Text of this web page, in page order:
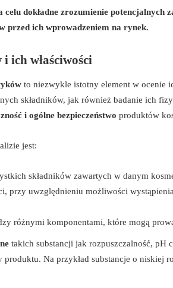
dokładne zrozumienie potencjalnych
przed ich wprowadzeniem na rynek.
ich właściwości
to niezwykle istotny element w ocenie
składników, jak również badanie ich
i ogólne bezpieczeństwo produktów
jest:
składników zawartych w danym
przy uwzględnieniu możliwości
różnymi komponentami, które mogą
takich substancji jak rozpuszczalność, pH
Na przykład substancje o niskiej